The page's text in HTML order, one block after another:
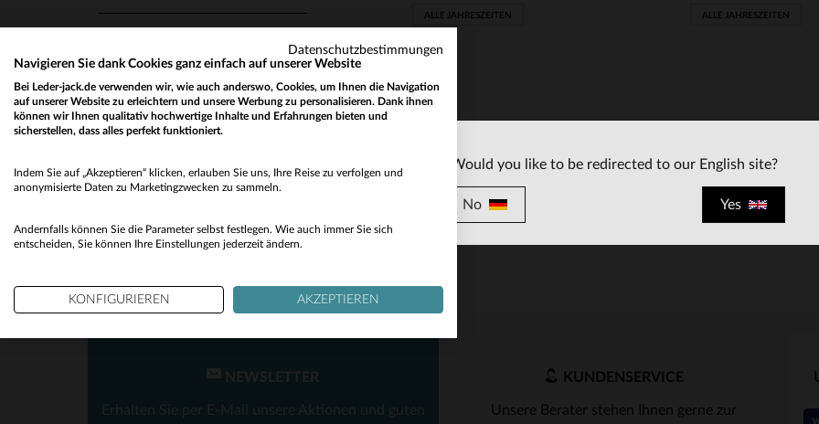
Dickes Leder(2)
Alle Jahreszeiten(2)
VERFÜGBARE GRÖSSEN
ALLE JAHRESZEITEN ALLE JAHRESZEITEN
NEWSLETTER
Erhalten Sie per E-Mail unsere Aktionen und guten
KUNDENSERVICE
Unsere Berater stehen Ihnen gerne zur
Would you like to be redirected to our English site?
No Yes
Datenschutzbestimmungen
Navigieren Sie dank Cookies ganz einfach auf unserer Website
Bei Leder-jack.de verwenden wir, wie auch anderswo, Cookies, um Ihnen die Navigation
auf unserer Website zu erleichtern und unsere Werbung zu personalisieren. Dank ihnen
können wir Ihnen qualitativ hochwertige Inhalte und Erfahrungen bieten und
sicherstellen, dass alles perfekt funktioniert.
Indem Sie auf „Akzeptieren“ klicken, erlauben Sie uns, Ihre Reise zu verfolgen und
anonymisierte Daten zu Marketingzwecken zu sammeln.
Andernfalls können Sie die Parameter selbst festlegen. Wie auch immer Sie sich
entscheiden, Sie können Ihre Einstellungen jederzeit ändern.
KONFIGURIEREN AKZEPTIEREN